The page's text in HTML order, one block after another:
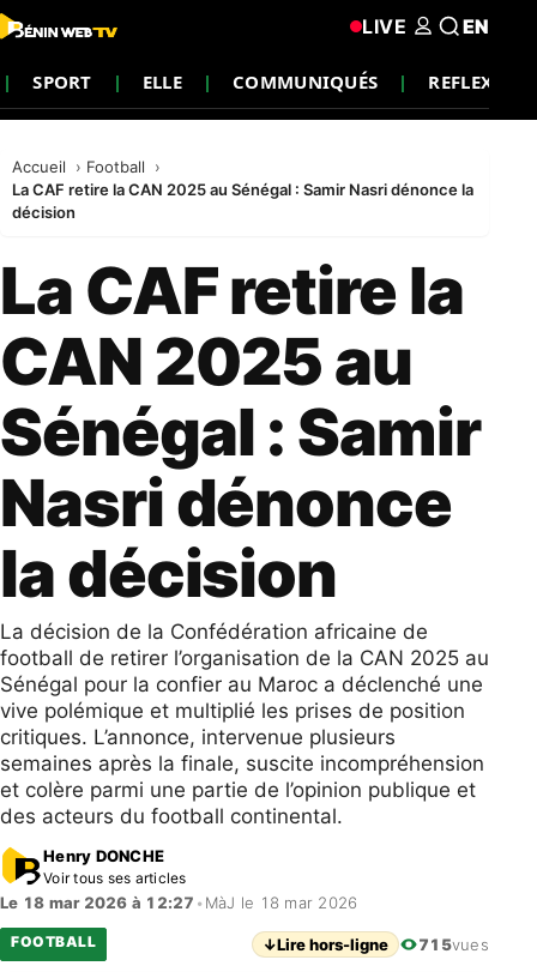
SPORT ELLE COMMUNIQUÉS REFLEXION
LIVE EN
Accueil
Football
La CAF retire la CAN 2025 au Sénégal : Samir Nasri dénonce la
décision
La CAF retire la
CAN 2025 au
Sénégal : Samir
Nasri dénonce
la décision
La décision de la Confédération africaine de
football de retirer l’organisation de la CAN 2025 au
Sénégal pour la confier au Maroc a déclenché une
vive polémique et multiplié les prises de position
critiques. L’annonce, intervenue plusieurs
semaines après la finale, suscite incompréhension
et colère parmi une partie de l’opinion publique et
des acteurs du football continental.
Henry DONCHE
Voir tous ses articles
Le 18 mar 2026 à 12:27 • MàJ le 18 mar 2026
FOOTBALL ↓Lire hors-ligne 715vues